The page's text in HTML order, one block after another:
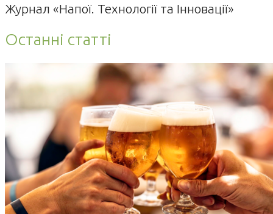
Журнал «Напої. Технології та Інновації»
Останні статті